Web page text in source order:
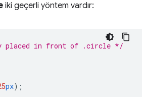
iki geçerli yöntem vardır:
in front of .circle */
px);